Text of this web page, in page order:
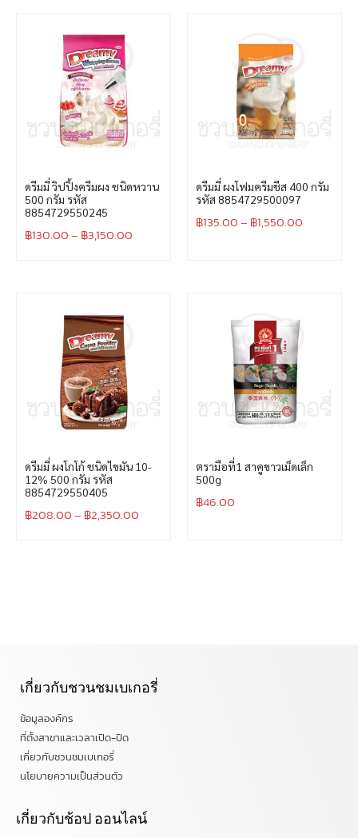
ดรีมมี่ วิปปิ้งครีมผง ชนิดหวาน
500 กรัม รหัส
8854729550245
฿130.00– ฿3,150.00
ดรีมมี่ ผงโฟมครีมชีส 400 กรัม
รหัส 8854729500097
฿135.00– ฿1,550.00
ดรีมมี่ ผงโกโก้ ชนิดไขมัน 10-
12% 500 กรัม รหัส
8854729550405
฿208.00– ฿2,350.00
ตรามือที่1 สาคูขาวเม็ดเล็ก
500g
฿46.00
เกี่ยวกับชวนชมเบเกอรี่
ข้อมูลองค์กร
ที่ตั้งสาขาและเวลาเปิด-ปิด
เกี่ยวกับชวนชมเบเกอรี่
นโยบายความเป็นส่วนตัว
เกี่ยวกับช้อป ออนไลน์